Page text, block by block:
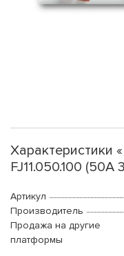
Характеристики
FJ11.050.100 (50A
Артикул
Производитель
Продажа на другие
платформы